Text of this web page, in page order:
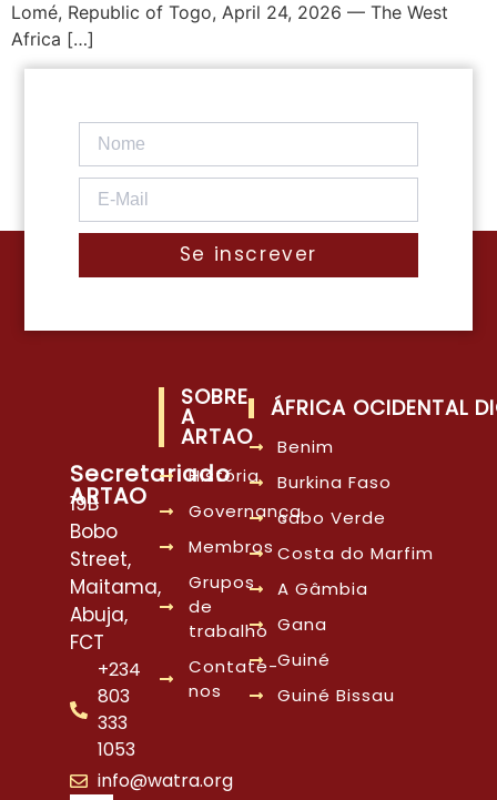
Lomé, Republic of Togo, April 24, 2026 — The West
Africa […]
Se inscrever
Secretariado
ARTAO
19B
Bobo
Street,
Maitama,
Abuja,
FCT
+234
803
333
1053
info@watra.org
SOBRE
A
ARTAO
História
Governança
Membros
Grupos
de
trabalho
Contate-
nos
ÁFRICA OCIDENTAL
Benim
Burkina Faso
cabo Verde
Costa do Marfim
A Gâmbia
Gana
Guiné
Guiné Bissau